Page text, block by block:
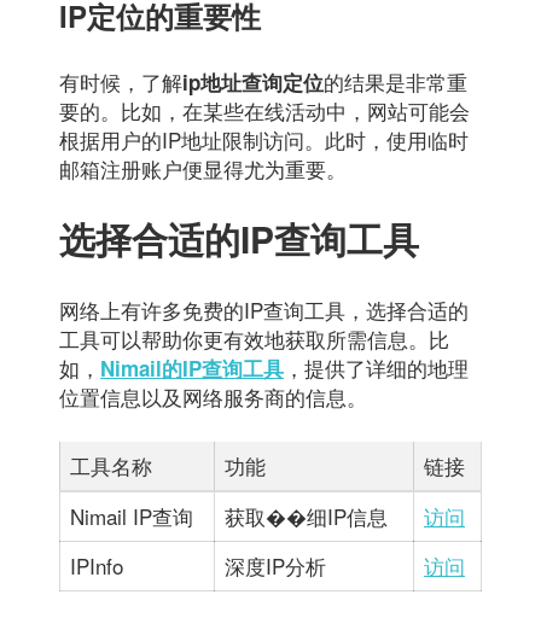
IP定位的重要性
有时候，了解ip地址查询定位的结果是非常重
要的。比如，在某些在线活动中，网站可能会
根据用户的IP地址限制访问。此时，使用临时
邮箱注册账户便显得尤为重要。
选择合适的IP查询工具
网络上有许多免费的IP查询工具，选择合适的
工具可以帮助你更有效地获取所需信息。比
如， Nimail的IP查询工具 ，提供了详细的地理
位置信息以及网络服务商的信息。
工具名称 功能
链接
Nimail IP查询
获取��细IP信息
访问
IPInfo
深度IP分析 访问